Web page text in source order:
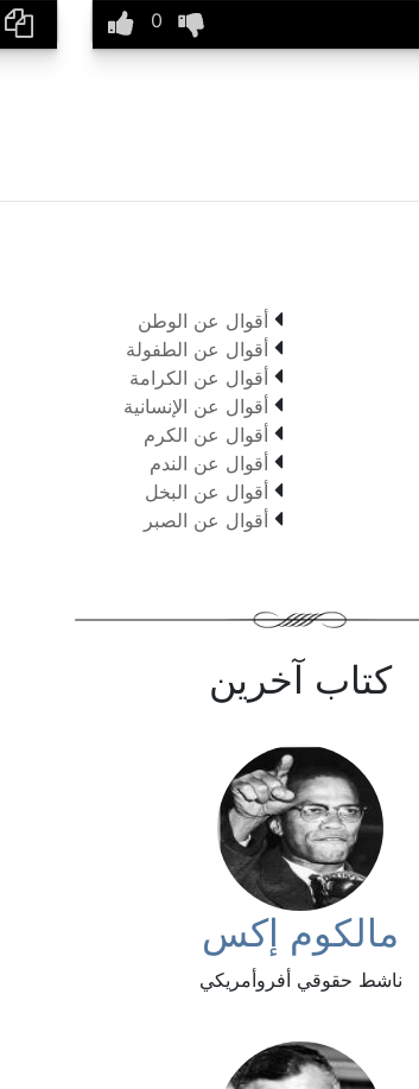
 أقوال عن الوطن
 أقوال عن الطفولة
 أقوال عن الكرامة
 أقوال عن الإنسانية
 أقوال عن الكرم
 أقوال عن الندم
 أقوال عن البخل
 أقوال عن الصبر
كتاب آخرين
مالكوم إكس
ناشط حقوقي أفروأمريكي